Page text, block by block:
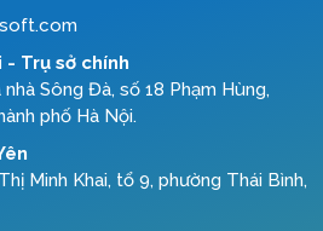
- Trụ sở chính
Sông Đà, số 18 Phạm Hùng,
phố Hà Nội.
Minh Khai, tổ 9, phường Thái Bình,